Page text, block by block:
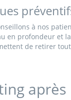
à nos
en profondeur et
de retirer